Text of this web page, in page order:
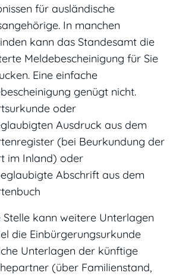
für ausländische
In manchen
kann das Standesamt die
Meldebescheinigung für Sie
Eine einfache
genügt nicht.
oder
Ausdruck aus dem
(bei Beurkundung der
im Inland) oder
Abschrift aus dem
Stelle kann weitere Unterlagen
die Einbürgerungsurkunde
Unterlagen der künftige
(über Familienstand,